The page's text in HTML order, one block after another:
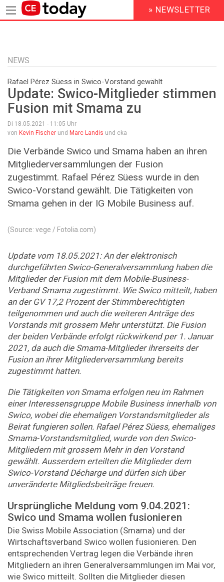
Inhalt
HEADER
MENU
» NEWSLETTER
NEWS
Rafael Pérez Süess in Swico-Vorstand gewählt
Update: Swico-Mitglieder stimmen
Fusion mit Smama zu
Di 18.05.2021 - 11:05 Uhr
von Kevin Fischer und Marc Landis und cka
Die Verbände Swico und Smama haben an ihren
Mitgliederversammlungen der Fusion
zugestimmt. Rafael Pérez Süess wurde in den
Swico-Vorstand gewählt. Die Tätigkeiten von
Smama gehen in der IG Mobile Business auf.
(Source: vege / Fotolia.com)
Update vom 18.05.2021: An der elektronisch
durchgeführten Swico-Generalversammlung haben die
Mitglieder der Fusion mit dem Mobile-Business-
Verband Smama zugestimmt. Wie Swico mitteilt, haben
an der GV 17,2 Prozent der Stimmberechtigten
teilgenommen und auch die weiteren Anträge des
Vorstands mit grossem Mehr unterstützt. Die Fusion
der beiden Verbände erfolgt rückwirkend per 1. Januar
2021, da auch die Smama-Mitglieder ihrerseits der
Fusion an ihrer Mitgliederversammlung bereits
zugestimmt hatten.
Die Tätigkeiten von Smama erfolgen neu im Rahmen
einer Interessensgruppe Mobile Business innerhalb von
Swico, wobei die ehemaligen Vorstandsmitglieder als
Beirat fungieren sollen. Rafael Pérez Süess, ehemaliges
Smama-Vorstandsmitglied, wurde von den Swico-
Mitgliedern mit grossem Mehr in den Vorstand
gewählt. Ausserdem erteilten die Mitglieder dem
Swico-Vorstand Décharge und dürfen sich über
unveränderte Mitgliedsbeiträge freuen.
Ursprüngliche Meldung vom 9.04.2021:
Swico und Smama wollen fusionieren
Die Swiss Mobile Association (Smama) und der
Wirtschaftsverband Swico wollen fusionieren. Den
entsprechenden Vertrag legen die Verbände ihren
Mitgliedern an ihren Generalversammlungen im Mai vor,
wie Swico mitteilt. Sollten die Mitglieder diesen